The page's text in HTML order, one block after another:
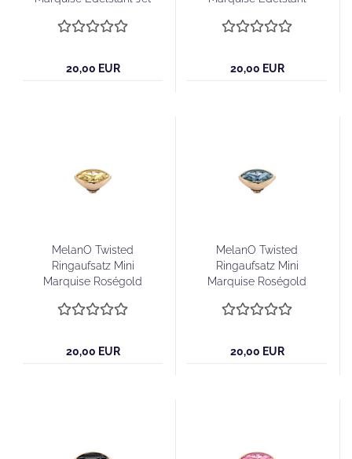
20,00 EUR 20,00 EUR
MelanO Twisted
Ringaufsatz Mini
Marquise Roségold
20,00 EUR
MelanO Twisted
Ringaufsatz Mini
Marquise Roségold
20,00 EUR